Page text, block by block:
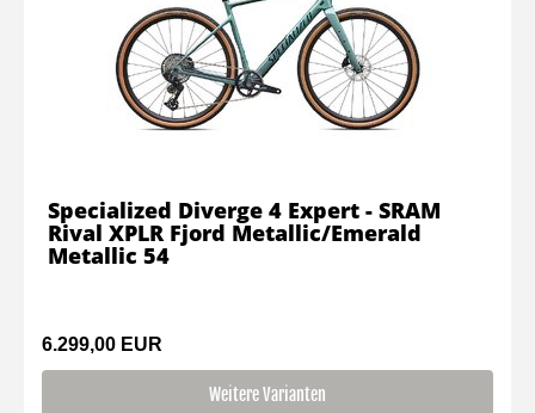
6.299,00 EUR
Weitere Varianten
Specialized Diverge 4 Expert - SRAM
Rival XPLR Fjord Metallic/Emerald
Metallic 54